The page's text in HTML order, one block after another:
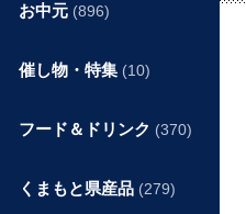
お中元 (896)
催し物・特集 (10)
フード＆ドリンク (370)
くまもと県産品 (279)